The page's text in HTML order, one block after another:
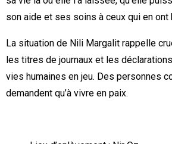
son aide et ses soins à ceux qui en ont
La situation de Nili Margalit rappelle
les titres de journaux et les
vies humaines en jeu. Des personnes
demandent qu’à vivre en paix.